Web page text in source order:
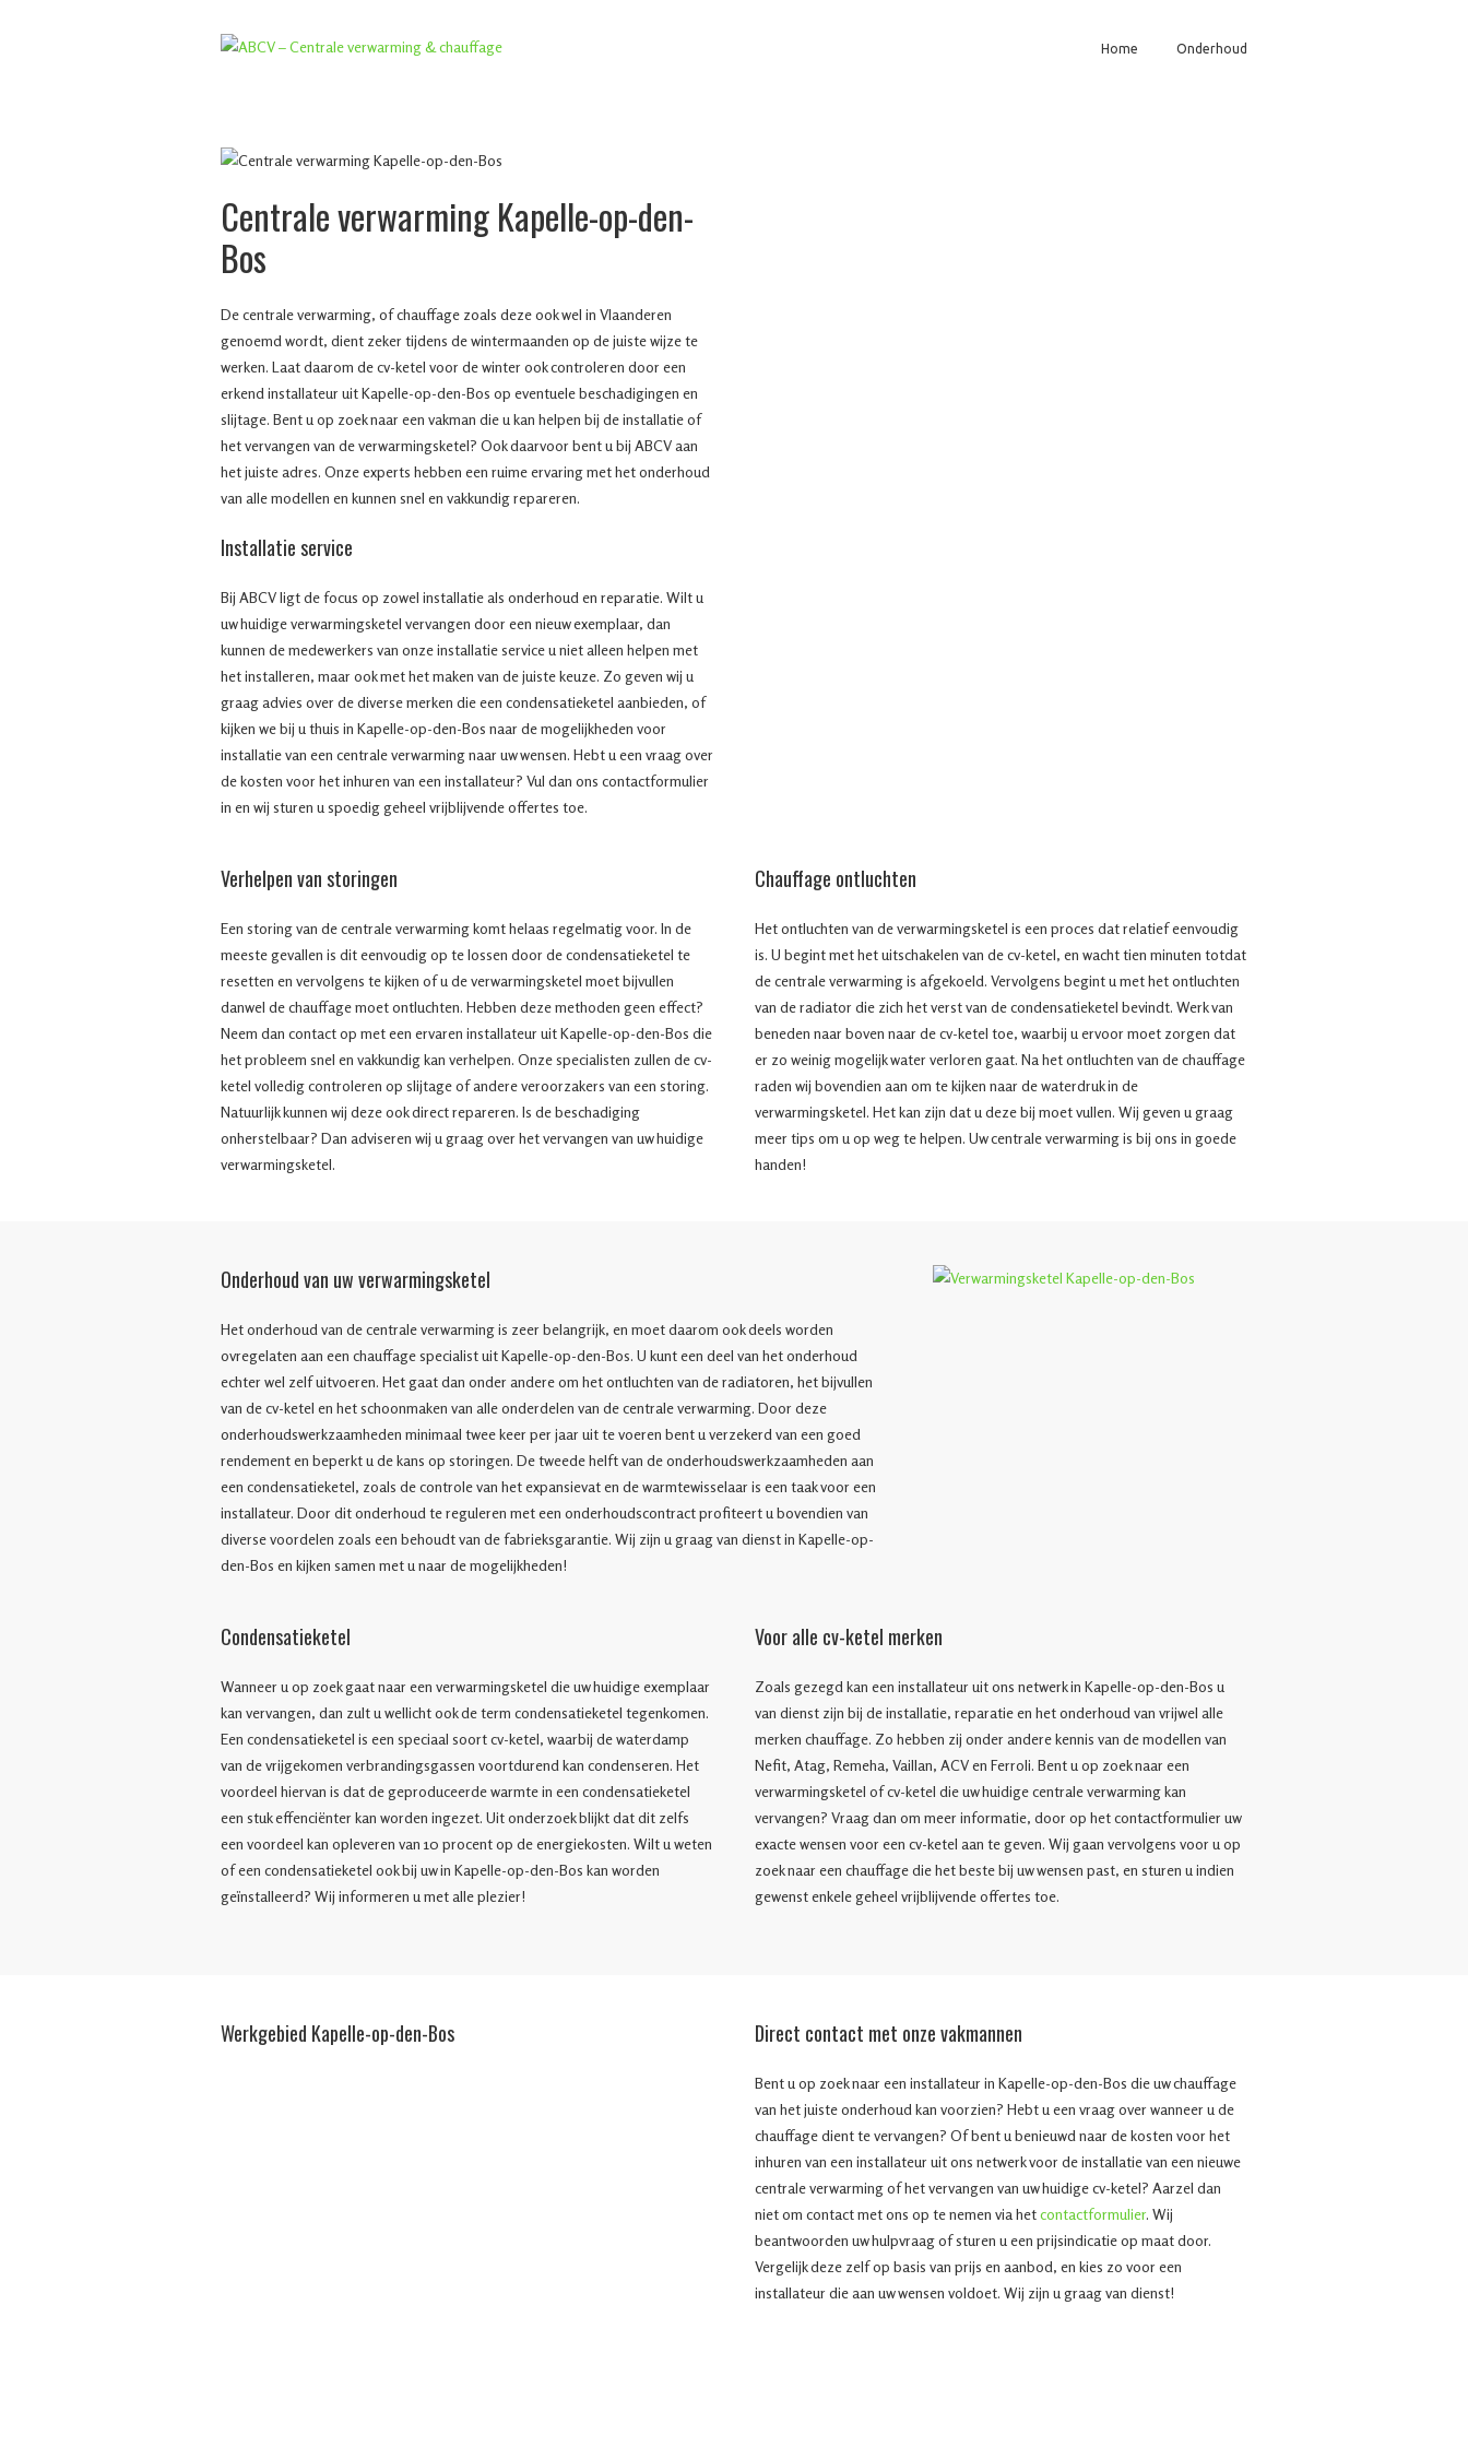
Home Onderhoud
Centrale verwarming Kapelle-op-den-
Bos
De centrale verwarming, of chauffage zoals deze ook wel in Vlaanderen
genoemd wordt, dient zeker tijdens de wintermaanden op de juiste wijze te
werken. Laat daarom de cv-ketel voor de winter ook controleren door een
erkend installateur uit Kapelle-op-den-Bos op eventuele beschadigingen en
slijtage. Bent u op zoek naar een vakman die u kan helpen bij de installatie of
het vervangen van de verwarmingsketel? Ook daarvoor bent u bij ABCV aan
het juiste adres. Onze experts hebben een ruime ervaring met het onderhoud
van alle modellen en kunnen snel en vakkundig repareren.
Installatie service
Bij ABCV ligt de focus op zowel installatie als onderhoud en reparatie. Wilt u
uw huidige verwarmingsketel vervangen door een nieuw exemplaar, dan
kunnen de medewerkers van onze installatie service u niet alleen helpen met
het installeren, maar ook met het maken van de juiste keuze. Zo geven wij u
graag advies over de diverse merken die een condensatieketel aanbieden, of
kijken we bij u thuis in Kapelle-op-den-Bos naar de mogelijkheden voor
installatie van een centrale verwarming naar uw wensen. Hebt u een vraag over
de kosten voor het inhuren van een installateur? Vul dan ons contactformulier
in en wij sturen u spoedig geheel vrijblijvende offertes toe.
Verhelpen van storingen
Een storing van de centrale verwarming komt helaas regelmatig voor. In de
meeste gevallen is dit eenvoudig op te lossen door de condensatieketel te
resetten en vervolgens te kijken of u de verwarmingsketel moet bijvullen
danwel de chauffage moet ontluchten. Hebben deze methoden geen effect?
Neem dan contact op met een ervaren installateur uit Kapelle-op-den-Bos die
het probleem snel en vakkundig kan verhelpen. Onze specialisten zullen de cv-
ketel volledig controleren op slijtage of andere veroorzakers van een storing.
Natuurlijk kunnen wij deze ook direct repareren. Is de beschadiging
onherstelbaar? Dan adviseren wij u graag over het vervangen van uw huidige
verwarmingsketel.
Chauffage ontluchten
Het ontluchten van de verwarmingsketel is een proces dat relatief eenvoudig
is. U begint met het uitschakelen van de cv-ketel, en wacht tien minuten totdat
de centrale verwarming is afgekoeld. Vervolgens begint u met het ontluchten
van de radiator die zich het verst van de condensatieketel bevindt. Werk van
beneden naar boven naar de cv-ketel toe, waarbij u ervoor moet zorgen dat
er zo weinig mogelijk water verloren gaat. Na het ontluchten van de chauffage
raden wij bovendien aan om te kijken naar de waterdruk in de
verwarmingsketel. Het kan zijn dat u deze bij moet vullen. Wij geven u graag
meer tips om u op weg te helpen. Uw centrale verwarming is bij ons in goede
handen!
Onderhoud van uw verwarmingsketel
Het onderhoud van de centrale verwarming is zeer belangrijk, en moet daarom ook deels worden
ovregelaten aan een chauffage specialist uit Kapelle-op-den-Bos. U kunt een deel van het onderhoud
echter wel zelf uitvoeren. Het gaat dan onder andere om het ontluchten van de radiatoren, het bijvullen
van de cv-ketel en het schoonmaken van alle onderdelen van de centrale verwarming. Door deze
onderhoudswerkzaamheden minimaal twee keer per jaar uit te voeren bent u verzekerd van een goed
rendement en beperkt u de kans op storingen. De tweede helft van de onderhoudswerkzaamheden aan
een condensatieketel, zoals de controle van het expansievat en de warmtewisselaar is een taak voor een
installateur. Door dit onderhoud te reguleren met een onderhoudscontract profiteert u bovendien van
diverse voordelen zoals een behoudt van de fabrieksgarantie. Wij zijn u graag van dienst in Kapelle-op-
den-Bos en kijken samen met u naar de mogelijkheden!
Condensatieketel
Wanneer u op zoek gaat naar een verwarmingsketel die uw huidige exemplaar
kan vervangen, dan zult u wellicht ook de term condensatieketel tegenkomen.
Een condensatieketel is een speciaal soort cv-ketel, waarbij de waterdamp
van de vrijgekomen verbrandingsgassen voortdurend kan condenseren. Het
voordeel hiervan is dat de geproduceerde warmte in een condensatieketel
een stuk effenciënter kan worden ingezet. Uit onderzoek blijkt dat dit zelfs
een voordeel kan opleveren van 10 procent op de energiekosten. Wilt u weten
of een condensatieketel ook bij uw in Kapelle-op-den-Bos kan worden
geïnstalleerd? Wij informeren u met alle plezier!
Voor alle cv-ketel merken
Zoals gezegd kan een installateur uit ons netwerk in Kapelle-op-den-Bos u
van dienst zijn bij de installatie, reparatie en het onderhoud van vrijwel alle
merken chauffage. Zo hebben zij onder andere kennis van de modellen van
Nefit, Atag, Remeha, Vaillan, ACV en Ferroli. Bent u op zoek naar een
verwarmingsketel of cv-ketel die uw huidige centrale verwarming kan
vervangen? Vraag dan om meer informatie, door op het contactformulier uw
exacte wensen voor een cv-ketel aan te geven. Wij gaan vervolgens voor u op
zoek naar een chauffage die het beste bij uw wensen past, en sturen u indien
gewenst enkele geheel vrijblijvende offertes toe.
Werkgebied Kapelle-op-den-Bos Direct contact met onze vakmannen
Bent u op zoek naar een installateur in Kapelle-op-den-Bos die uw chauffage
van het juiste onderhoud kan voorzien? Hebt u een vraag over wanneer u de
chauffage dient te vervangen? Of bent u benieuwd naar de kosten voor het
inhuren van een installateur uit ons netwerk voor de installatie van een nieuwe
centrale verwarming of het vervangen van uw huidige cv-ketel? Aarzel dan
niet om contact met ons op te nemen via hetcontactformulier. Wij
beantwoorden uw hulpvraag of sturen u een prijsindicatie op maat door.
Vergelijk deze zelf op basis van prijs en aanbod, en kies zo voor een
installateur die aan uw wensen voldoet. Wij zijn u graag van dienst!